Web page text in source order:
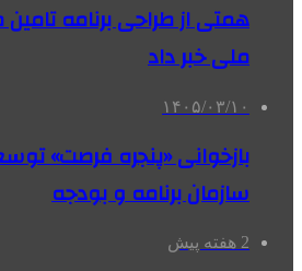
همتی از طراحی برنامه
ملی خبر داد
۱۴۰۵/۰۳/۱۰
بازخوانی «پنجره فرصت»
سازمان برنامه و بودجه
2 هفته پیش